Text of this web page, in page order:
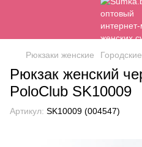
Рюкзаки женские
Рюкзак женский
PoloClub SK10009
Артикул: SK10009 (004547)